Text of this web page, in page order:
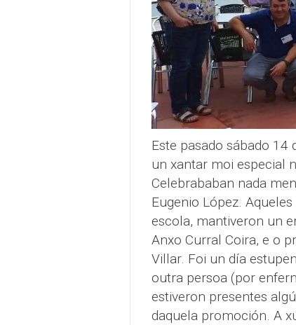
Este pasado sábado
un xantar moi especial
Celebrababan nada
Eugenio López.
escola, mantiveron un
Anxo Curral Coira, e o
Villar. Foi un día
outra persoa (por
estiveron presentes
daquela promoción. A